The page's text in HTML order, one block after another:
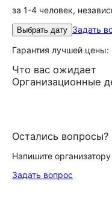
за 1-4 человек,
Выбрать дату Задать
Гарантия лучшей
Что вас ожидает
Организационные
Остались вопросы?
Напишите
Задать вопрос